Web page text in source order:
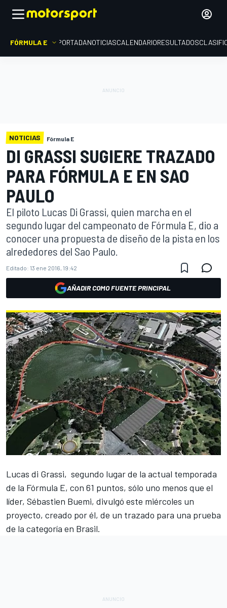
FÓRMULA E PORTADANOTICIASCALENDARIORESULTADOS
NOTICIAS Fórmula E
DI GRASSI SUGIERE TRAZADO
PARA FÓRMULA E EN SAO
PAULO
El piloto Lucas Di Grassi, quien marcha en el
segundo lugar del campeonato de Fórmula E, dio a
conocer una propuesta de diseño de la pista en los
alrededores del Sao Paulo.
Editado: 13 ene 2016, 19:42
AÑADIR COMO FUENTE PRINCIPAL
Lucas di Grassi, segundo lugarde la actual temporada
de la Fórmula E, con 61 puntos, sólo uno menos que el
líder, Sébastien Buemi, divulgó este miércoles un
proyecto, creado por él, de un trazado para una prueba
de la categoría en Brasil.